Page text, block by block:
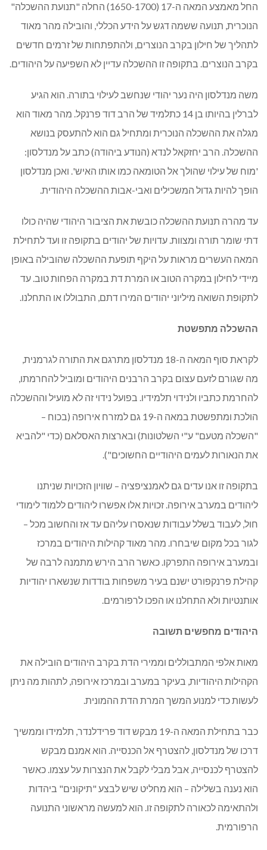
החל מאמצע המאה ה-17 (1650-1700) החלה "תנועת ההשכלה"
הנוכרית, תנועה ששמה דגש על הידע הכללי, והובילה מהר מאוד
לתהליך של חילון בקרב הנוצרים, ולהתפתחות של זרמים חדשים
בקרב הנוצרים. בתקופה זו ההשכלה עדיין לא השפיעה על היהודים.
משה מנדלסון היה נער יהודי שנחשב לעילוי בתורה. הוא הגיע
לברלין בהיותו בן 14 כתלמיד של הרב דוד פרנקל. מהר מאוד הוא
מגלה את ההשכלה הנוכרית ומתחיל גם הוא להתעסק בנושא
ההשכלה. הרב יחזקאל לנדא (הנודע ביהודה) כתב על מנדלסון:
'מוח של עילוי שהולך אל הטומאה כמו אותו האיש'. ואכן מנדלסון
הופך להיות גדול המשכילים ואבי-אבות ההשכלה היהודית.
עד מהרה תנועת ההשכלה כובשת את הציבור היהודי שהיה כולו
דתי שומר תורה ומצוות. עדויות של יהודים בתקופה זו ועד לתחילת
המאה העשרים מראות על היקף תופעת ההשכלה שהובילה באופן
מיידי לחילון במקרה הטוב או המרת דת במקרה הפחות טוב. עד
לתקופת השואה מיליוני יהודים המירו דתם, התבוללו או התחלנו.
ההשכלה מתפשטת
לקראת סוף המאה ה-18 מנדלסון מתרגם את התורה לגרמנית,
מה שגורם לזעם עצום בקרב הרבנים היהודים ומוביל להחרמתו,
להחרמת כתביו ולנידוי תלמידיו. בפועל נידוי זה לא מועיל וההשכלה
הולכת ומתפשטת במאה ה-19 גם למזרח אירופה (בכוח –
"השכלה מטעם" ע"י השלטונות) ובארצות האסלאם (כדי "להביא
את הנאורות לעמים היהודיים החשוכים").
בתקופה זו אנו עדים גם לאמנציפציה – שוויון הזכויות שניתנו
ליהודים במערב אירופה. זכויות אלו אפשרו ליהודים ללמוד לימודי
חול, לעבוד בשלל עבודות שנאסרו עליהם עד אז והחשוב מכל –
לגור בכל מקום שיבחרו. מהר מאוד קהילות היהודים במרכז
ובמערב אירופה התפרקו. כאשר הרב הירש מתמנה לרבה של
קהילת פרנקפורט ישנם בעיר משפחות בודדות שנשארו יהודיות
אותנטיות ולא התחלנו או הפכו לרפורמים.
היהודים מחפשים תשובה
מאות אלפי המתבוללים וממירי הדת בקרב היהודים הובילה את
הקהילות היהודיות, בעיקר במערב ובמרכז אירופה, לתהות מה ניתן
לעשות כדי למנוע המשך המרת הדת ההמונית.
כבר בתחילת המאה ה-19 מבקש דוד פרידלנדר, תלמידו וממשיך
דרכו של מנדלסון, להצטרף אל הכנסייה. הוא אמנם מבקש
להצטרף לכנסייה, אבל מבלי לקבל את הנצרות על עצמו. כאשר
הוא נענה בשלילה – הוא מחליט שיש לבצע "תיקונים" ביהדות
ולהתאימה לכאורה לתקופה זו. הוא למעשה מראשוני התנועה
הרפורמית.